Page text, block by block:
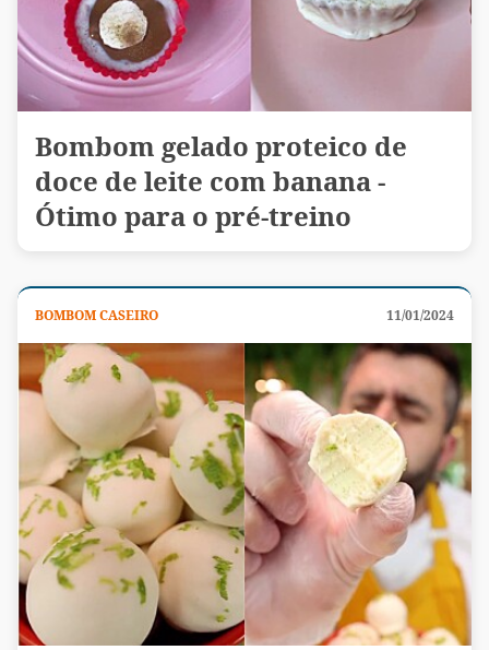
Bombom gelado proteico de
doce de leite com banana -
Ótimo para o pré-treino
BOMBOM CASEIRO 11/01/2024